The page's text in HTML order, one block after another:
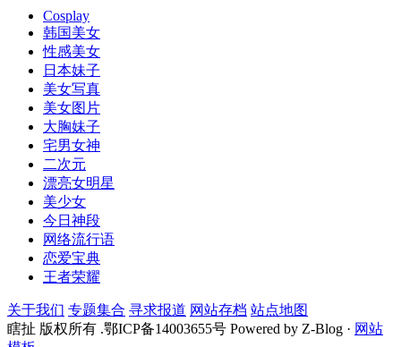
Cosplay
韩国美女
性感美女
日本妹子
美女写真
美女图片
大胸妹子
宅男女神
二次元
漂亮女明星
美少女
今日神段
网络流行语
恋爱宝典
王者荣耀
关于我们 专题集合 寻求报道 网站存档 站点地图
瞎扯 版权所有 .鄂ICP备14003655号 Powered by Z-Blog · 网站